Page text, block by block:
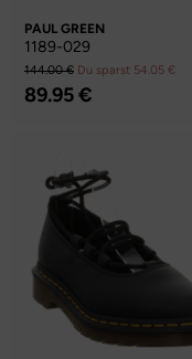
PAUL GREEN
1189-029
144.00 € Du sparst 54.05 €
89.95 €